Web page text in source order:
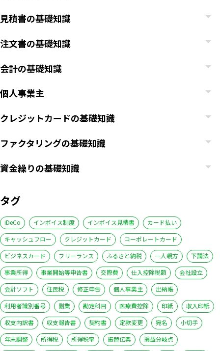
見積書の基礎知識
注文書の基礎知識
会計の基礎知識
個人事業主
クレジットカードの基礎知識
ファクタリングの基礎知識
資金繰りの基礎知識
タグ
iDeCo インボイス制度 インボイス見積書
カード払い
キャッシュフロー
クレジットカード
コーポレートカード
ビジネスカード
フリーランス ふるさと納税 一人親方
下請法
事業所得
事業開始等申告書 交際費 仕入控除税額
会社設立
会計ソフト
住民税 修正申告 個人事業主
出納帳
利用者識別番号
副業 勘定科目 医療費控除 印紙
収入印紙
収支内訳書
収支報告書 契約書 定款変更 宛名
小切手
年末調整
所得税 所得税率 振替伝票
損益分岐点